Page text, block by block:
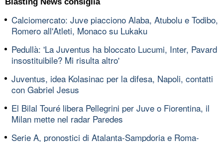
Calciomercato: Juve piacciono Alaba, Atubolu e Todibo,
Romero all'Atleti, Monaco su Lukaku
Pedullà: 'La Juventus ha bloccato Lucumi, Inter, Pavard
insostituibile? Mi risulta altro'
Juventus, idea Kolasinac per la difesa, Napoli, contatti
con Gabriel Jesus
El Bilal Touré libera Pellegrini per Juve o Fiorentina, il
Milan mette nel radar Paredes
Serie A, pronostici di Atalanta-Sampdoria e Roma-